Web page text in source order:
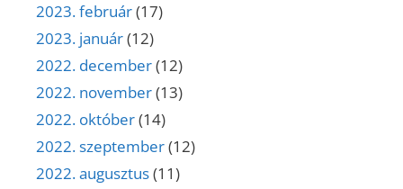
2023. február(17)
2023. január(12)
2022. december(12)
2022. november(13)
2022. október(14)
2022. szeptember(12)
2022. augusztus(11)